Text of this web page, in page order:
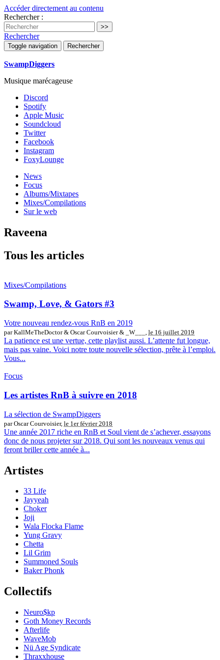
Accéder directement au contenu
Rechercher :
Rechercher
Toggle navigation Rechercher
SwampDiggers
Musique marécageuse
Discord
Spotify
Apple Music
Soundcloud
Twitter
Facebook
Instagram
FoxyLounge
News
Focus
Albums/Mixtapes
Mixes/Compilations
Sur le web
Raveena
Tous les articles
Mixes/Compilations
Swamp, Love, & Gators #3
Votre nouveau rendez-vous RnB en 2019
par KallMeTheDoctor & Oscar Courvoisier & _W___, le 16 juillet 2019
La patience est une vertue, cette playlist aussi. L’attente fut longue,
mais pas vaine. Voici notre toute nouvelle sélection, prête à l’emploi.
Vous...
Focus
Les artistes RnB à suivre en 2018
La sélection de SwampDiggers
par Oscar Courvoisier, le 1er février 2018
Une année 2017 riche en RnB et Soul vient de s’achever, essayons
donc de nous projeter sur 2018. Qui sont les nouveaux venus qui
feront briller cette année à...
Artistes
33 Life
Jayyeah
Choker
Joji
Wala Flocka Flame
Yung Gravy
Chetta
Lil Grim
Summoned Souls
Baker Phonk
Collectifs
Neuro$kp
Goth Money Records
Afterlife
WaveMob
Nü Age Syndicate
Thraxxhouse